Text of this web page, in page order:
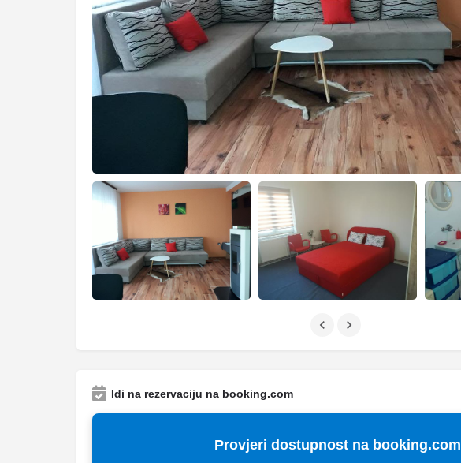
Idi na rezervaciju na booking.com
Provjeri dostupnost na booking.com